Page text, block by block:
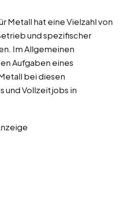
Metall hat eine Vielzahl von
und spezifischer
Im Allgemeinen
Aufgaben eines
bei diesen
und Vollzeitjobs in